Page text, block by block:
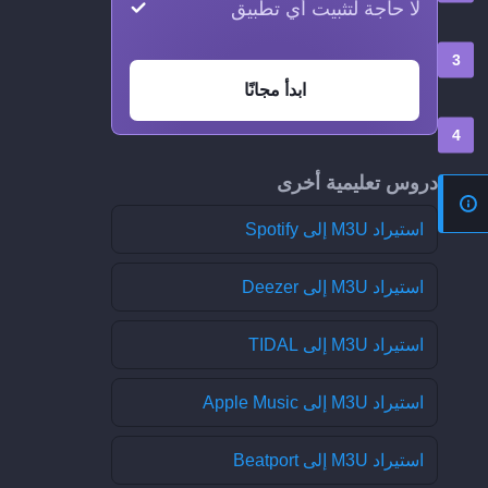
لا حاجة لتثبيت أي تطبيق
ابدأ مجانًا
دروس تعليمية أخرى
استيراد M3U إلى Spotify
استيراد M3U إلى Deezer
استيراد M3U إلى TIDAL
استيراد M3U إلى Apple Music
استيراد M3U إلى Beatport